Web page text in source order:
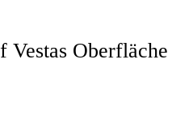
Vestas Oberfläche